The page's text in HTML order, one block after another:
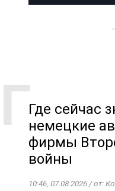
Где сейчас
немецкие
фирмы
войны
10:46, 07.08.2026 / от: